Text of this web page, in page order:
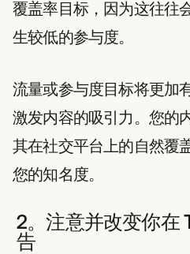
覆盖率目标，因为这往往
生较低的参与度。
流量或参与度目标将更加
激发内容的吸引力 。您的
其在社交平台上的自然覆
您的知名度。
2。注意并改变你在
告